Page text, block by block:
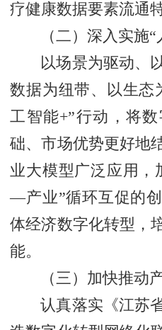
疗健康数据要素流通
（二）深入实施
以场景为驱动、
数据为纽带、以生态
工智能+”行动，将
础、市场优势更好地
业大模型广泛应用
—产业”循环互促的
体经济数字化转型，
能。
（三）加快推动
认真落实《江苏